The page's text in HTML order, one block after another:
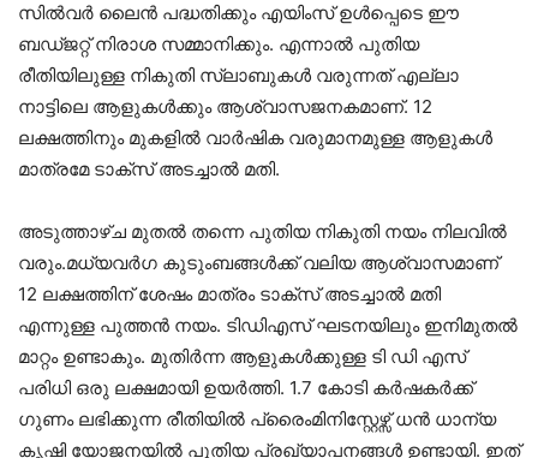
സിൽവർ ലൈൻ പദ്ധതിക്കും എയിംസ് ഉൾപ്പെടെ ഈ
ബഡ്ജറ്റ് നിരാശ സമ്മാനിക്കും. എന്നാൽ പുതിയ
രീതിയിലുള്ള നികുതി സ്ലാബുകൾ വരുന്നത് എല്ലാ
നാട്ടിലെ ആളുകൾക്കും ആശ്വാസജനകമാണ്. 12
ലക്ഷത്തിനും മുകളിൽ വാർഷിക വരുമാനമുള്ള ആളുകൾ
മാത്രമേ ടാക്സ് അടച്ചാൽ മതി.
അടുത്താഴ്ച മുതൽ തന്നെ പുതിയ നികുതി നയം നിലവിൽ
വരും.മധ്യവർഗ കുടുംബങ്ങൾക്ക് വലിയ ആശ്വാസമാണ്
12 ലക്ഷത്തിന് ശേഷം മാത്രം ടാക്സ് അടച്ചാൽ മതി
എന്നുള്ള പുത്തൻ നയം. ടിഡിഎസ് ഘടനയിലും ഇനിമുതൽ
മാറ്റം ഉണ്ടാകും. മുതിർന്ന ആളുകൾക്കുള്ള ടി ഡി എസ്
പരിധി ഒരു ലക്ഷമായി ഉയർത്തി. 1.7 കോടി കർഷകർക്ക്
ഗുണം ലഭിക്കുന്ന രീതിയിൽ പ്രൈംമിനിസ്റ്റേഴ്സ് ധൻ ധാന്യ
കൃഷി യോജനയിൽ പുതിയ പ്രഖ്യാപനങ്ങൾ ഉണ്ടായി. ഇത്